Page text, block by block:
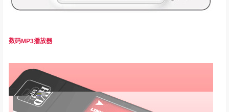
数码MP3播放器